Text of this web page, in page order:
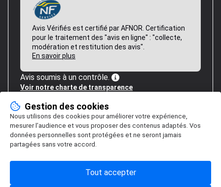
Avis Vérifiés est certifié par AFNOR. Certification
pour le traitement des "avis en ligne" : "collecte,
modération et restitution des avis".
En savoir plus
Avis soumis à un contrôle.
Voir notre charte de transparence
Gestion des cookies
Nous utilisons des cookies pour améliorer votre expérience,
mesurer l’audience et vous proposer des contenus adaptés. Vos
données personnelles sont protégées et ne seront jamais
partagées sans votre accord.
Tout accepter